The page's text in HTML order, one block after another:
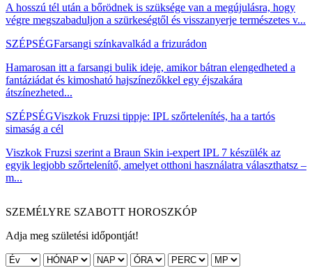
A hosszú tél után a bőrödnek is szüksége van a megújulásra, hogy
végre megszabaduljon a szürkeségtől és visszanyerje természetes v...
SZÉPSÉGFarsangi színkavalkád a frizurádon
Hamarosan itt a farsangi bulik ideje, amikor bátran elengedheted a
fantáziádat és kimosható hajszínezőkkel egy éjszakára
átszínezheted...
SZÉPSÉGViszkok Fruzsi tippje: IPL szőrtelenítés, ha a tartós
simaság a cél
Viszkok Fruzsi szerint a Braun Skin i-expert IPL 7 készülék az
egyik legjobb szőrtelenítő, amelyet otthoni használatra választhatsz –
m...
SZEMÉLYRE SZABOTT HOROSZKÓP
Adja meg születési időpontját!